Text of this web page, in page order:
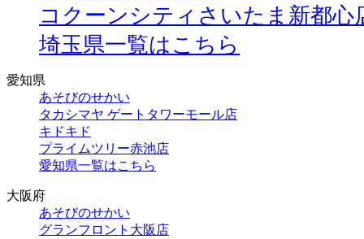
コクーンシティさいたま新都心
埼玉県一覧はこちら
愛知県
あそびのせかい
タカシマヤ ゲートタワーモール店
キドキド
プライムツリー赤池店
愛知県一覧はこちら
大阪府
あそびのせかい
グランフロント大阪店